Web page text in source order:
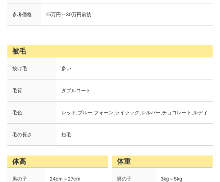
参考価格 15万円～30万円前後
被毛
抜け毛 多い
毛質 ダブルコート
毛色 レッド,ブルー,フォーン,ライラック,シルバー,チョコレート,ルディ
毛の長さ 短毛
体高
男の子 24cm～27cm
体重
男の子 3kg～5kg